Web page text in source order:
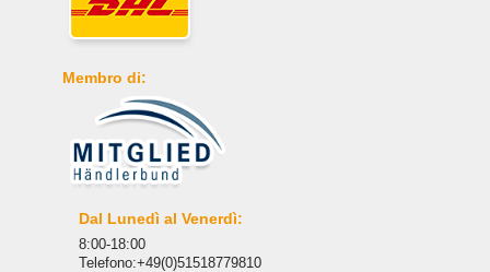
Membro di:
Dal Lunedì al Venerdì:
8:00-18:00
Telefono:+49(0)51518779810